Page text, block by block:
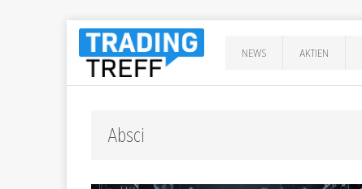
NEWS AKTIEN
Absci